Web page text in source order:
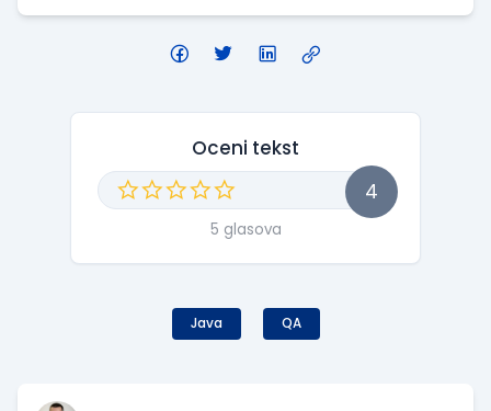
Oceni tekst
4
5 glasova
Java QA